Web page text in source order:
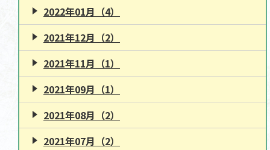
2022年01月（4）
2021年12月（2）
2021年11月（1）
2021年09月（1）
2021年08月（2）
2021年07月（2）